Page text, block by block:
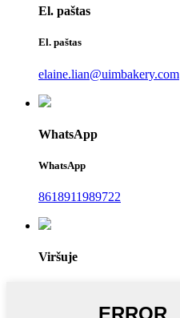
El. paštas
El. paštas
elaine.lian@uimbakery.com
WhatsApp
WhatsApp
8618911989722
Viršuje